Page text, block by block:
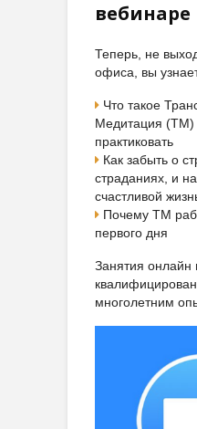
вебинаре
Теперь, не
офиса, вы
Что такое
Медитация (ТМ)
практиковать
Как забыть о
страданиях, и
счастливой
Почему ТМ
первого дня
Занятия онлайн
многолетним